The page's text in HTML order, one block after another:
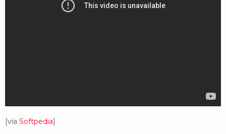
[vía Softpedia]